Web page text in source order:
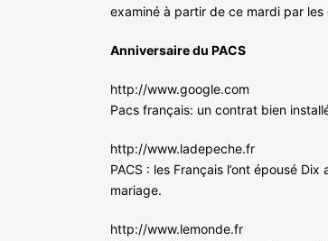
examiné à partir de ce mardi par
Anniversaire du PACS
http://www.google.com
Pacs français: un contrat bien
http://www.ladepeche.fr
PACS : les Français l’ont épousé
mariage.
http://www.lemonde.fr